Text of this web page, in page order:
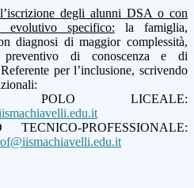
degli alunni DSA o con
specifico: la famiglia,
diagnosi di maggior complessità,
di conoscenza e di
per l’inclusione, scrivendo
LICEALE:
PROFESSIONALE: